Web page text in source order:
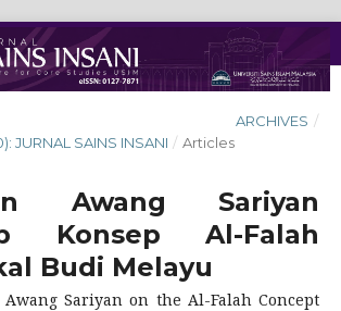
ARCHIVES /
JURNAL SAINS INSANI / Articles
Awang Sariyan
Konsep Al-Falah
Budi Melayu
Sariyan on the Al-Falah Concept